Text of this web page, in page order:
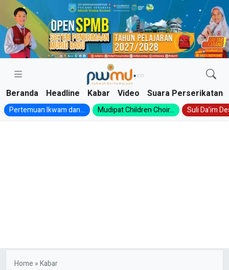
Skip
content
Beranda Headline Kabar Video Suara Perserikatan
Pertemuan Ikwam dan... Mudipat Children Choir... Suli Da’im
Home »Kabar